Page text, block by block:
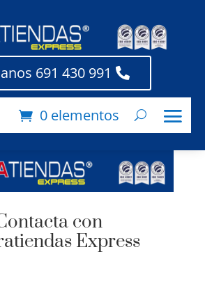
691 430 991
0 elementos
con
Express